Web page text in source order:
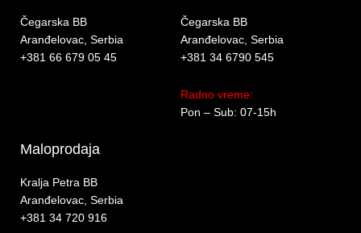
Čegarska BB
Aranđelovac, Serbia
+381 66 679 05 45
Čegarska BB
Aranđelovac, Serbia
+381 34 6790 545
Radno vreme:
Pon – Sub: 07-15h
Maloprodaja
Kralja Petra BB
Aranđelovac, Serbia
+381 34 720 916